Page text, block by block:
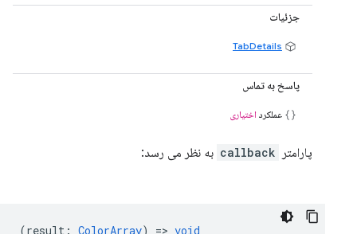
جزئیات
TabDetails
پاسخ به تماس
عملکرد اختیاری
پارامتر callback به نظر می رسد:
(result : ColorArray) => void